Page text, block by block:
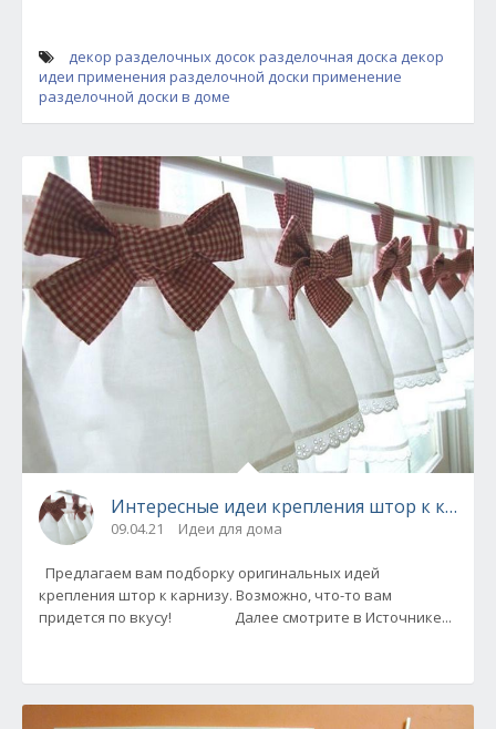
декор разделочных досок разделочная доска декор
идеи применения разделочной доски применение
разделочной доски в доме
Интересные идеи крепления штор к
09.04.21 Идеи для дома
Предлагаем вам подборку оригинальных идей
крепления штор к карнизу. Возможно, что-то вам
придется по вкусу! Далее смотрите в Источнике...